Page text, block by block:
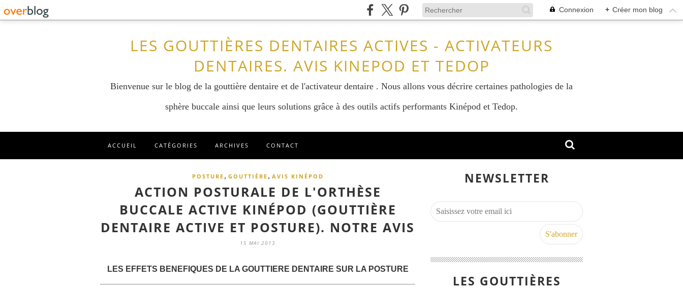
Connexion + Créer mon blog
LES GOUTTIÈRES DENTAIRES ACTIVES - ACTIVATEURS
DENTAIRES. AVIS KINEPOD ET TEDOP
Bienvenue sur le blog de la gouttière dentaire et de l'activateur dentaire . Nous allons vous décrire certaines pathologies de la
sphère buccale ainsi que leurs solutions grâce à des outils actifs performants Kinépod et Tedop.
ACCUEIL CATÉGORIES ARCHIVES CONTACT
POSTURE , GOUTTIÈRE , AVIS KINÉPOD
ACTION POSTURALE DE L'ORTHÈSE
BUCCALE ACTIVE KINÉPOD (GOUTTIÈRE
DENTAIRE ACTIVE ET POSTURE). NOTRE AVIS
15 MAI 2013
LES EFFETS BENEFIQUES DE LA GOUTTIERE DENTAIRE SUR LA POSTURE
NEWSLETTER
LES GOUTTIÈRES